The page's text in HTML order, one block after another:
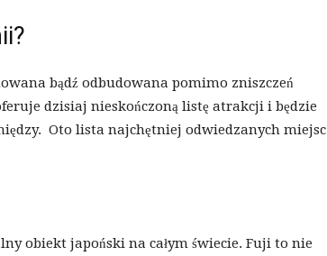
bądź odbudowana pomimo zniszczeń
dzisiaj nieskończoną listę atrakcji i będzie
Oto lista najchętniej odwiedzanych miejsc
obiekt japoński na całym świecie. Fuji to nie